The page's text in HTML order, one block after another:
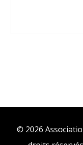
© 2026